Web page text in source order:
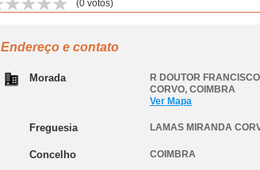
(0 votos)
Endereço e contato
Morada R DOUTOR
CORVO, COIMBRA
Ver Mapa
Freguesia LAMAS MIRANDA
Concelho COIMBRA